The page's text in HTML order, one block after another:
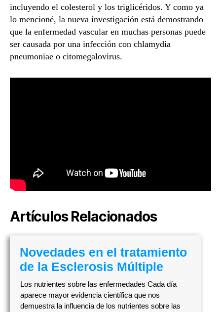
incluyendo el colesterol y los triglicéridos. Y como ya
lo mencioné, la nueva investigación está demostrando
que la enfermedad vascular en muchas personas puede
ser causada por una infección con chlamydia
pneumoniae o citomegalovirus.
Artículos Relacionados
Novedades en el tratamiento
de la Esclerosis Múltiple
Los nutrientes sobre las enfermedades Cada día
aparece mayor evidencia científica que nos
demuestra la influencia de los nutrientes sobre las